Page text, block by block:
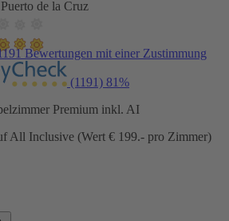
de la Cruz
Bewertungen mit einer Zustimmung
(1191) 81%
Premium inkl. AI
All Inclusive (Wert € 199.- pro Zimmer)